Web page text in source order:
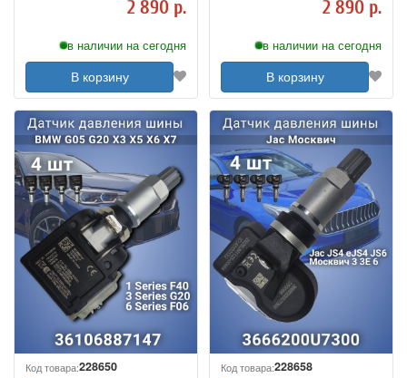
2 890 р.
в наличии на сегодня
В корзину
2 890 р.
в наличии на сегодня
В корзину
Код товара:228650 Код товара:228658